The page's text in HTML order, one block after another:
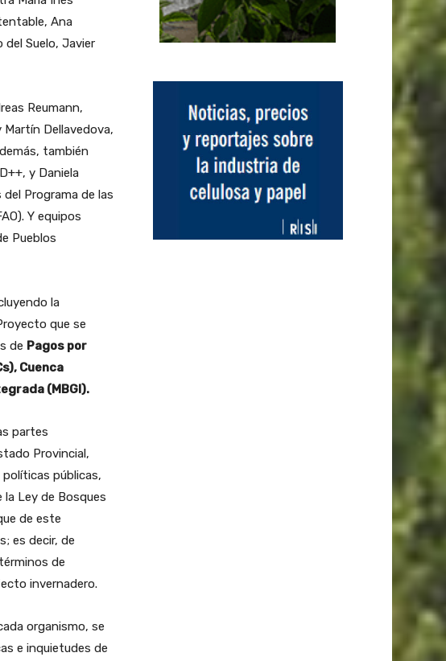
Ana
Suelo, Javier
Reumann,
Dellavedova,
también
y Daniela
Programa de las
Y equipos
Pueblos
la
que se
de Pagos por
Cuenca
(MBGI).
partes
Provincial,
públicas,
la Ley de Bosques
de este
es decir, de
de
invernadero.
organismo, se
e inquietudes de